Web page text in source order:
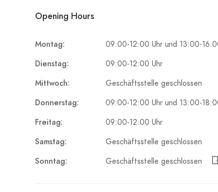
Opening Hours
Montag: 09:00-12:00 Uhr und 13:00-
Dienstag: 09:00-12:00 Uhr
Mittwoch: Geschäftsstelle geschlossen
Donnerstag: 09:00-12:00 Uhr und 13:00-
Freitag: 09:00-12:00 Uhr
Samstag: Geschäftsstelle geschlossen
Sonntag: Geschäftsstelle geschlossen